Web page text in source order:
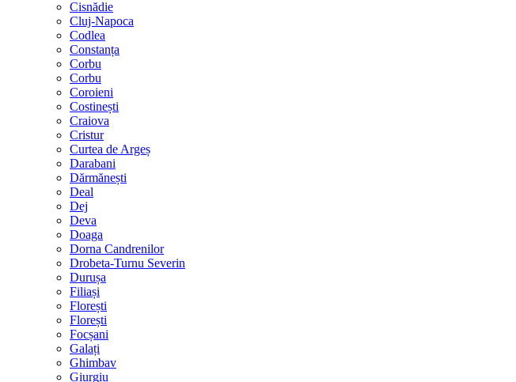
Cisnădie
Cluj-Napoca
Codlea
Constanța
Corbu
Corbu
Coroieni
Costinești
Craiova
Cristur
Curtea de Argeș
Darabani
Dărmănești
Deal
Dej
Deva
Doaga
Dorna Candrenilor
Drobeta-Turnu Severin
Durușa
Filiași
Florești
Florești
Focșani
Galați
Ghimbav
Giurgiu